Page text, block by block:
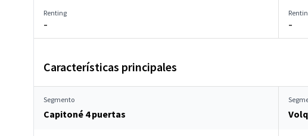
Renting
–
–
Características principales
Segmento
Capitoné 4 puertas